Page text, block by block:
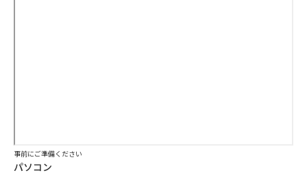
事前にご準備ください
パソコン